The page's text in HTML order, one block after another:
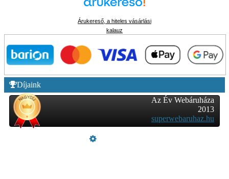
Árukereső, a hiteles vásárlási
kalauz
Díjaink
Az Év Webáruháza
2013
superwebaruhaz.hu